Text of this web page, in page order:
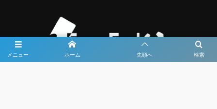
メニュー 検索
ホーム 先頭へ